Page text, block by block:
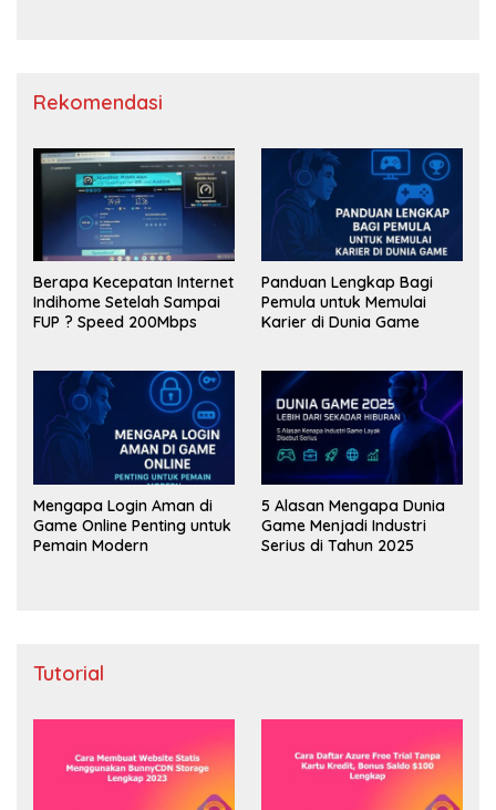
Rekomendasi
Berapa Kecepatan Internet
Indihome Setelah Sampai
FUP ? Speed 200Mbps
Panduan Lengkap Bagi
Pemula untuk Memulai
Karier di Dunia Game
Mengapa Login Aman di
Game Online Penting untuk
Pemain Modern
5 Alasan Mengapa Dunia
Game Menjadi Industri
Serius di Tahun 2025
Tutorial